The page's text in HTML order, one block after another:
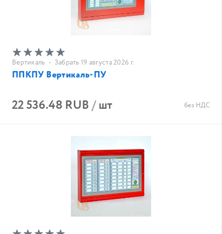
Вертикаль • Забрать 19 августа 2026 г.
ППКПУ Вертикаль-ПУ
22 536.48 RUB/шт без НДС